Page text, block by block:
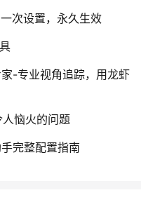
次设置，永久生效
-专业视角追踪，用龙虾
恼火的问题
完整配置指南